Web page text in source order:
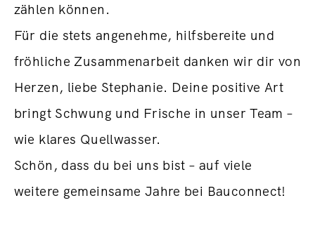
zählen können.
Für die stets angenehme, hilfsbereite und
fröhliche Zusammenarbeit danken wir dir von
Herzen, liebe Stephanie. Deine positive Art
bringt Schwung und Frische in unser Team –
wie klares Quellwasser.
Schön, dass du bei uns bist – auf viele
weitere gemeinsame Jahre bei Bauconnect!